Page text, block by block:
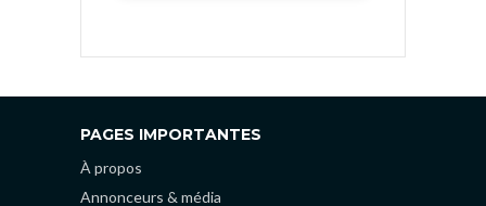
PAGES IMPORTANTES
À propos
Annonceurs & média